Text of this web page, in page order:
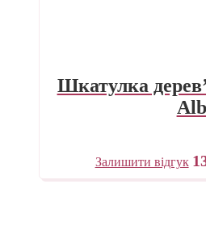
Шкатулка
Залишити відгук